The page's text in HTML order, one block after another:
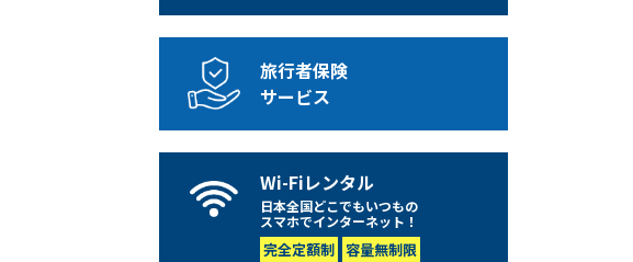
旅行者保険
サービス
Wi-Fiレンタル
日本全国どこでもいつもの
スマホでインターネット！
完全定額制 容量無制限